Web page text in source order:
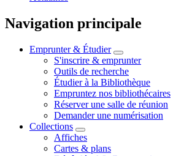
Navigation principale
Emprunter & Étudier
S'inscrire & emprunter
Outils de recherche
Étudier à la Bibliothèque
Empruntez nos bibliothécaires
Réserver une salle de réunion
Demander une numérisation
Collections
Affiches
Cartes & plans